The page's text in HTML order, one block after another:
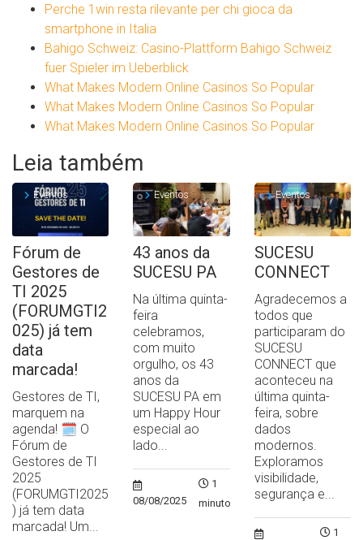
Perche 1win resta rilevante per chi gioca da
smartphone in Italia
Bahigo Schweiz: Casino-Plattform Bahigo Schweiz
fuer Spieler im Ueberblick
What Makes Modern Online Casinos So Popular
What Makes Modern Online Casinos So Popular
What Makes Modern Online Casinos So Popular
Leia também
Eventos
Fórum de
Gestores de
TI 2025
(FORUMGTI2
025) já tem
data
marcada!
Gestores de TI,
marquem na
agenda! 🗓️ O
Fórum de
Gestores de TI
2025
(FORUMGTI2025
) já tem data
marcada! Um...
Eventos
43 anos da
SUCESU PA
Na última quinta-
feira
celebramos,
com muito
orgulho, os 43
anos da
SUCESU PA em
um Happy Hour
especial ao
lado...
08/08/2025
1
minuto
Eventos
SUCESU
CONNECT
Agradecemos a
todos que
participaram do
SUCESU
CONNECT que
aconteceu na
última quinta-
feira, sobre
dados
modernos.
Exploramos
visibilidade,
segurança e...
1